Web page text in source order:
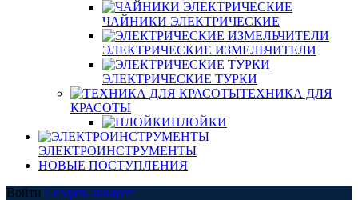
ЧАЙНИКИ ЭЛЕКТРИЧЕСКИЕ
ЭЛЕКТРИЧЕСКИЕ ИЗМЕЛЬЧИТЕЛИ
ЭЛЕКТРИЧЕСКИЕ ТУРКИ
ТЕХНИКА ДЛЯ
КРАСОТЫ
ПЛОЙКИ
ЭЛЕКТРОИНСТРУМЕНТЫ
НОВЫЕ ПОСТУПЛЕНИЯ
Войти Создать аккаунт